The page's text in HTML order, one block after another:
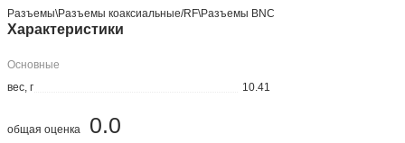
Разъeмы\Разъeмы коаксиальные/RF\Разъeмы BNC
Характеристики
Основные
вес, г
10.41
0.0
общая оценка